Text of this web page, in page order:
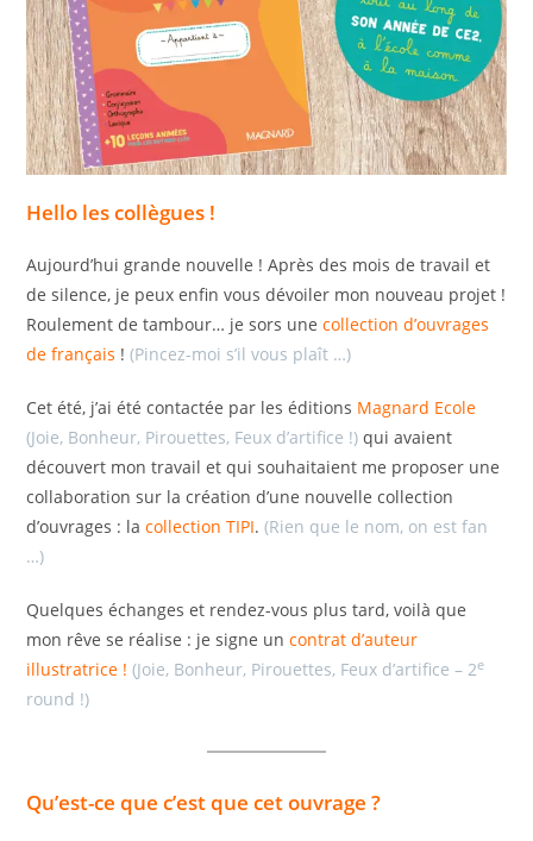
Hello les collègues !
Aujourd’hui grande nouvelle ! Après des mois de travail et
de silence, je peux enfin vous dévoiler mon nouveau projet !
Roulement de tambour… je sors unecollection d’ouvrages
de français !(Pincez-moi s’il vous plaît …)
Cet été, j’ai été contactée par les éditions Magnard Ecole
(Joie, Bonheur, Pirouettes, Feux d’artifice !)qui avaient
découvert mon travail et qui souhaitaient me proposer une
collaboration sur la création d’une nouvelle collection
d’ouvrages : lacollection TIPI.(Rien que le nom, on est fan
…)
Quelques échanges et rendez-vous plus tard, voilà que
mon rêve se réalise : je signe uncontrat d’auteur
illustratrice ! (Joie, Bonheur, Pirouettes, Feux d’artifice – 2e
round !)
Qu’est-ce que c’est que cet ouvrage ?